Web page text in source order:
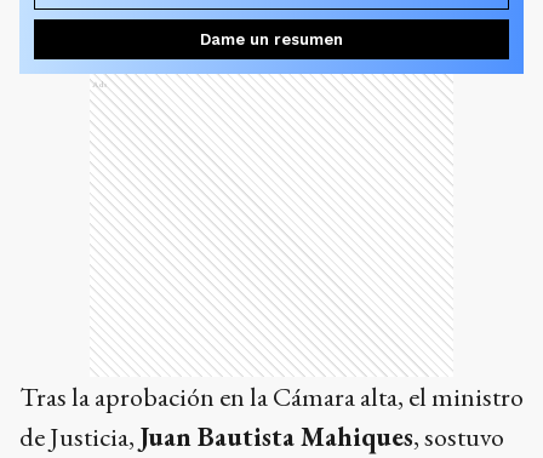
Dame un resumen
Ads
Tras la aprobación en la Cámara alta, el ministro
de Justicia, Juan Bautista Mahiques, sostuvo